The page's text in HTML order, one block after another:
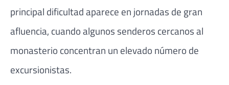
principal dificultad aparece en jornadas de gran
afluencia, cuando algunos senderos cercanos al
monasterio concentran un elevado número de
excursionistas.